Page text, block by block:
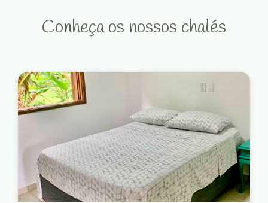
Conheça os nossos chalés